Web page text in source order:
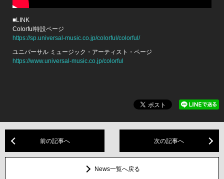
■LINK
Colorful特設ページ
https://sp.universal-music.co.jp/colorful/colorful/
ユニバーサル ミュージック・アーティスト・ページ
https://www.universal-music.co.jp/colorful
前の記事へ 次の記事へ
News一覧へ戻る